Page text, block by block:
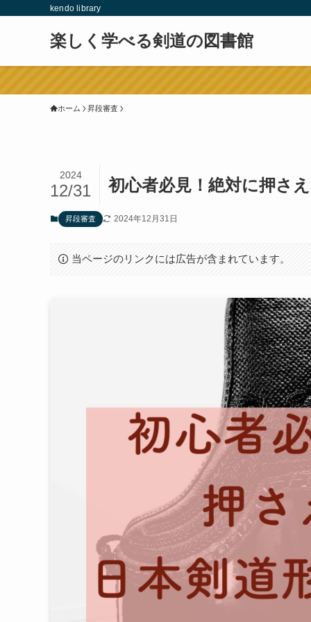
kendo library
楽しく学べる剣道の図書館
ホーム 昇段審査
初心者必見！絶対に押さ
2024
12/31
昇段審査 2024年12月31日
当ページのリンクには広告が含まれています。